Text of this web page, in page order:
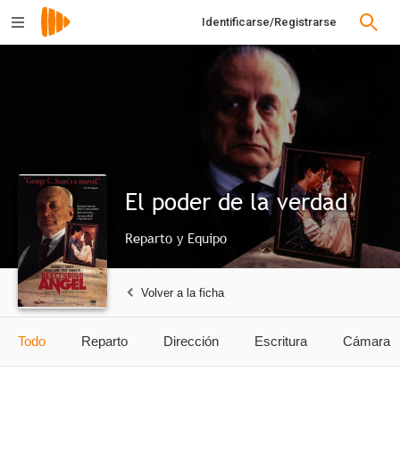
Identificarse/Registrarse
El poder de la verdad
Reparto y Equipo
Volver a la ficha
Todo Reparto Dirección Escritura Cámara